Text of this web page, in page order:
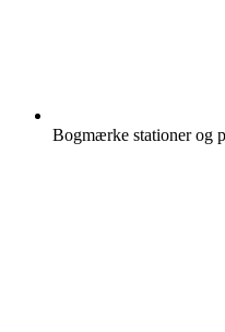
Bogmærke stationer og